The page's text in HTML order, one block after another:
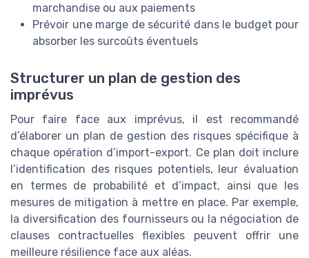
marchandise ou aux paiements
Prévoir une marge de sécurité dans le budget pour
absorber les surcoûts éventuels
Structurer un plan de gestion des
imprévus
Pour faire face aux imprévus, il est recommandé
d’élaborer un plan de gestion des risques spécifique à
chaque opération d’import-export. Ce plan doit inclure
l’identification des risques potentiels, leur évaluation
en termes de probabilité et d’impact, ainsi que les
mesures de mitigation à mettre en place. Par exemple,
la diversification des fournisseurs ou la négociation de
clauses contractuelles flexibles peuvent offrir une
meilleure résilience face aux aléas.